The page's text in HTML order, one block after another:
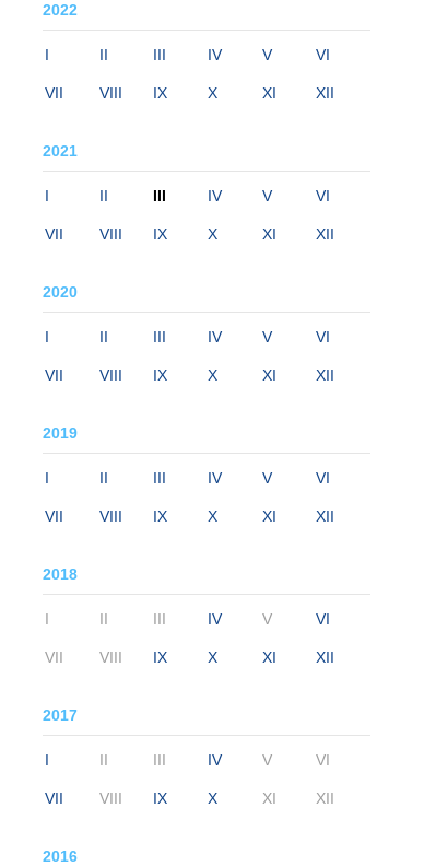
2022
I II III IV V VI
VII VIII IX X XI XII
2021
I II III IV V VI
VII VIII IX X XI XII
2020
I II III IV V VI
VII VIII IX X XI XII
2019
I II III IV V VI
VII VIII IX X XI XII
2018
I II III IV V VI
VII VIII IX X XI XII
2017
I II III IV V VI
VII VIII IX X XI XII
2016